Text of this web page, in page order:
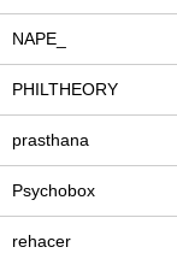
NAPE_
PHILTHEORY
prasthana
Psychobox
rehacer